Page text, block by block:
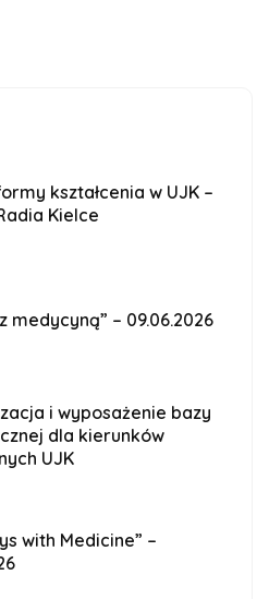
kształcenia w UJK –
Kielce
medycyną” – 09.06.2026
i wyposażenie bazy
dla kierunków
UJK
with Medicine” –